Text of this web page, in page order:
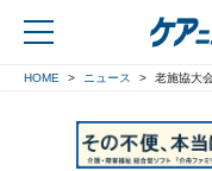
HOME ニュース 老施協大会 高齢